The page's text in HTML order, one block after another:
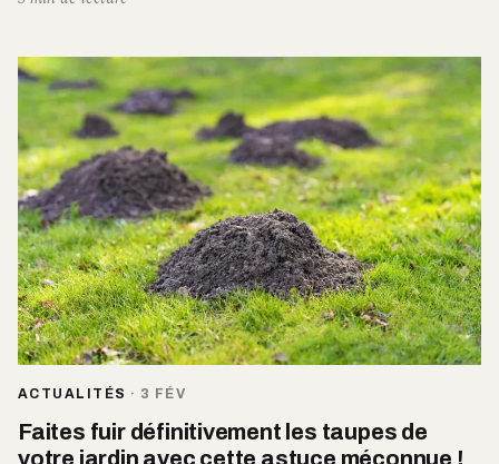
ACTUALITÉS · 3 FÉV
Faites fuir définitivement les taupes de
votre jardin avec cette astuce méconnue !